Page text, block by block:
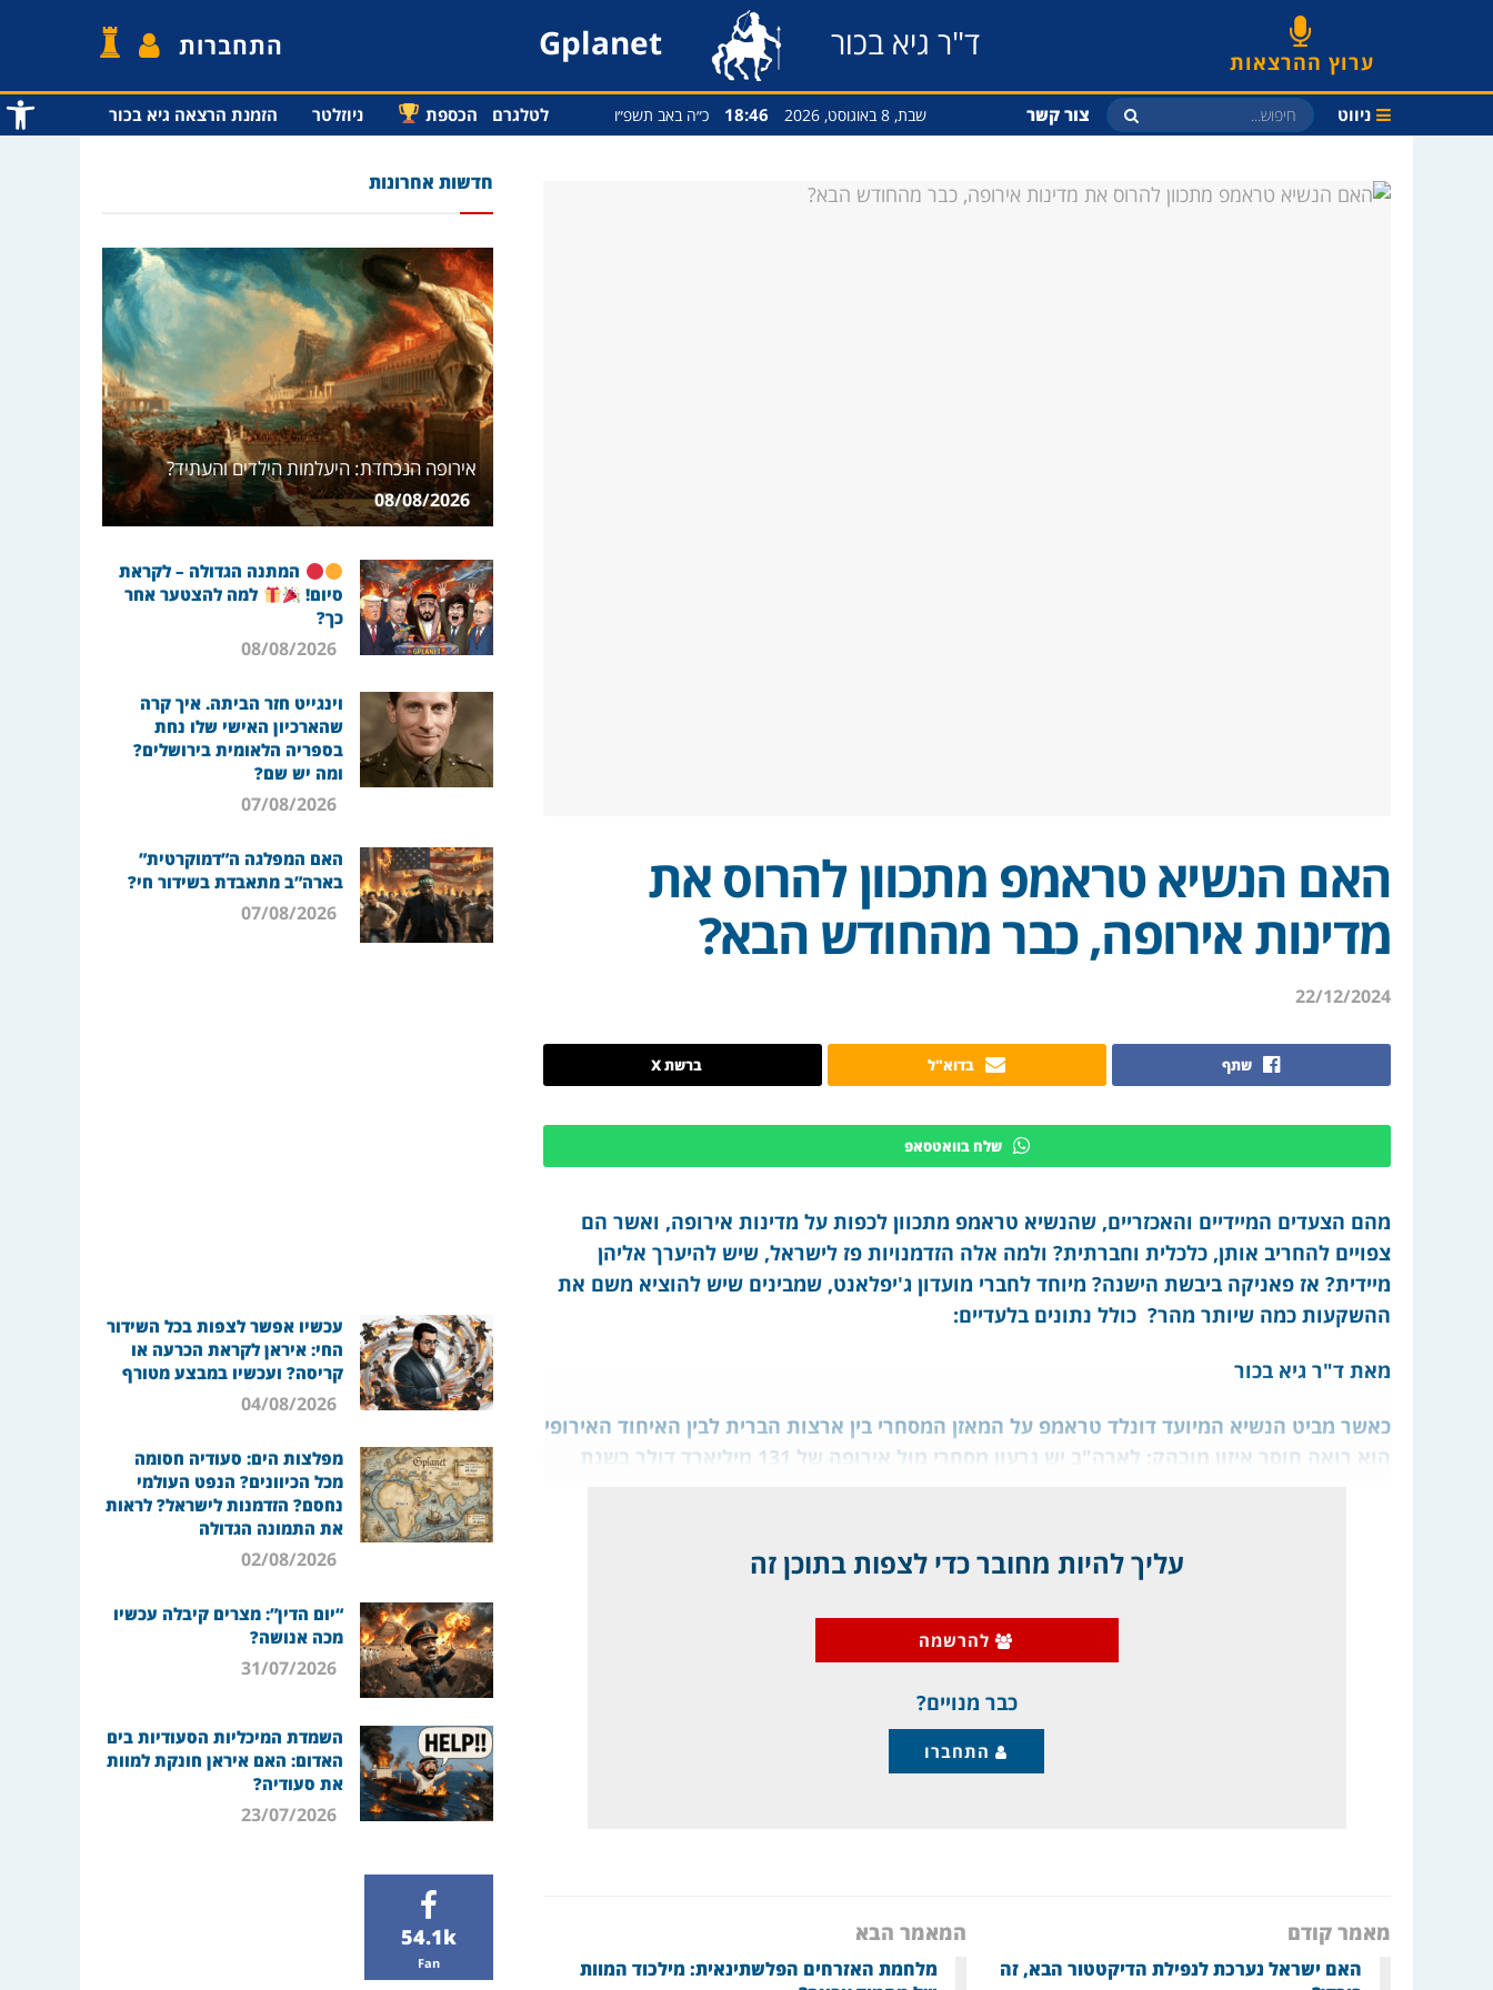
פתח
ערוץ ההרצאות ד"ר גיא בכור Gplanet התחברות
ניווט צור קשר שבת, 8 באוגוסט, 2026 18:46 כ״ה באב תשפ״ו לטלגרם הכספת ניוזלטר הזמנת הרצאה גיא בכור
האם הנשיא טראמפ מתכוון להרוס את
מדינות אירופה, כבר מהחודש הבא?
22/12/2024
שתף בדוא"ל ברשת X
שלח בוואטסאפ
מהם הצעדים המיידיים והאכזריים, שהנשיא טראמפ מתכוון לכפות על מדינות אירופה, ואשר הם
צפויים להחריב אותן, כלכלית וחברתית? ולמה אלה הזדמנויות פז לישראל, שיש להיערך אליהן
מיידית? אז פאניקה ביבשת הישנה? מיוחד לחברי מועדון ג'יפלאנט, שמבינים שיש להוציא משם את
ההשקעות כמה שיותר מהר? כולל נתונים בלעדיים:
מאת ד"ר גיא בכור
כאשר מביט הנשיא המיועד דונלד טראמפ על המאזן המסחרי בין ארצות הברית לבין האיחוד האירופי
הוא רואה חוסר איזון מובהק: לארה"ב יש גרעון מסחרי מול אירופה של 131 מיליארד דולר בשנת
עליך להיות מחובר כדי לצפות בתוכן זה
להרשמה
כבר מנויים?
התחברו
מאמר קודם
האם ישראל נערכת לנפילת הדיקטטור הבא, זה
המאמר הבא
מלחמת האזרחים הפלשתינאית: מילכוד המוות
חדשות אחרונות
אירופה הנכחדת: היעלמות הילדים והעתיד?
08/08/2026
המתנה הגדולה – לקראת
סיום!
למה להצטער אחר
כך?
08/08/2026
וינגייט חזר הביתה. איך קרה
שהארכיון האישי שלו נחת
בספריה הלאומית בירושלים?
ומה יש שם?
07/08/2026
האם המפלגה ה”דמוקרטית”
בארה”ב מתאבדת בשידור חי?
07/08/2026
עכשיו אפשר לצפות בכל השידור
החי: איראן לקראת הכרעה או
קריסה? ועכשיו במבצע מטורף
04/08/2026
מפלצות הים: סעודיה חסומה
מכל הכיוונים? הנפט העולמי
נחסם? הזדמנות לישראל? לראות
את התמונה הגדולה
02/08/2026
“יום הדין”: מצרים קיבלה עכשיו
מכה אנושה?
31/07/2026
השמדת המיכליות הסעודיות בים
האדום: האם איראן חונקת למוות
את סעודיה?
23/07/2026
54.1k
Fan